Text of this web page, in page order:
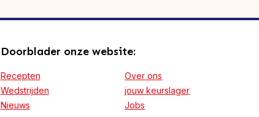
Doorblader onze website:
Recepten
Wedstrijden
Nieuws
Over ons
jouw keurslager
Jobs